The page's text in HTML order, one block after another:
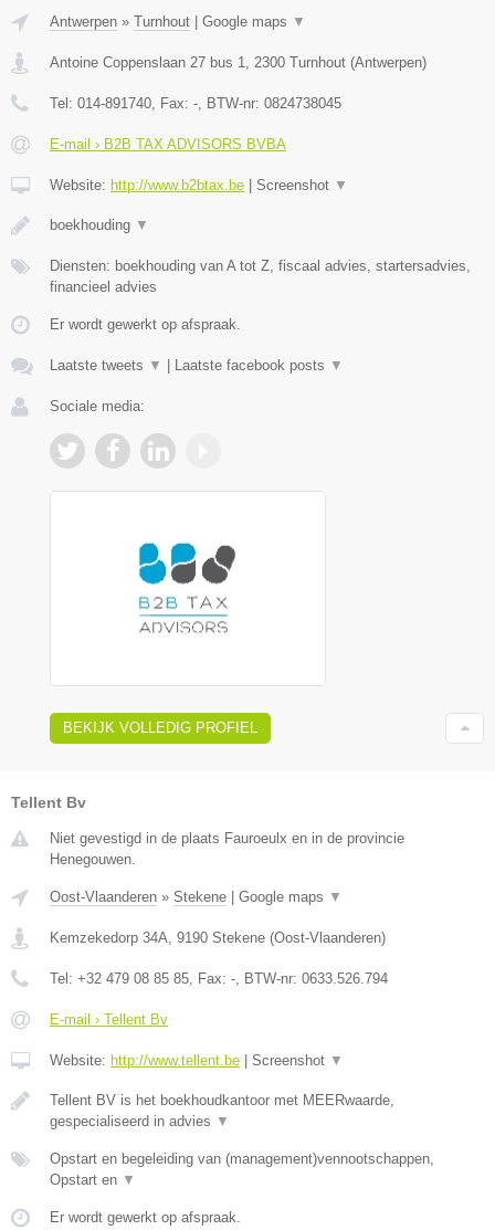
Antwerpen » Turnhout Google maps ▼
Antoine Coppenslaan 27 bus 1, 2300 Turnhout (Antwerpen)
Tel: 014-891740, Fax: -, BTW-nr: 0824738045
E-mail › B2B TAX ADVISORS BVBA
Website: http://www.b2btax.be Screenshot ▼
boekhouding ▼
Diensten: boekhouding van A tot Z, fiscaal advies, startersadvies,
financieel advies
Er wordt gewerkt op afspraak.
Laatste tweets ▼ Laatste facebook posts ▼
Sociale media:
BEKIJK VOLLEDIG PROFIEL
Tellent Bv
Niet gevestigd in de plaats Fauroeulx en in de provincie
Henegouwen.
Oost-Vlaanderen » Stekene | Google maps ▼
Kemzekedorp 34A 9190 Stekene (Oost-Vlaanderen)
Tel: +32 479 08 85 85 , Fax: - , BTW-nr: 0633.526.794
E-mail › Tellent Bv
Website: http://www.tellent.be | Screenshot ▼
Tellent BV is het boekhoudkantoor met MEERwaarde,
gespecialiseerd in advies ▼
Opstart en begeleiding van (management)vennootschappen,
Opstart en ▼
Er wordt gewerkt op afspraak.